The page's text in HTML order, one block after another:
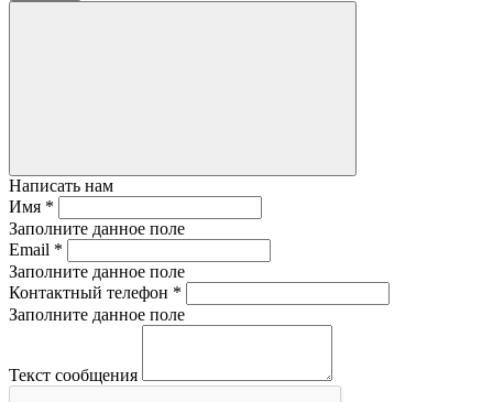
Написать нам
Имя *
Заполните данное поле
Email *
Заполните данное поле
Контактный телефон *
Заполните данное поле
Текст сообщения